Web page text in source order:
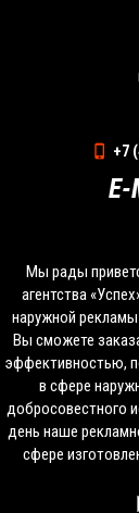
Мы рады
агентства
наружной рекламы
Вы сможете
эффективностью,
в сфере
добросовестного
день наше
сфере
+7
E-